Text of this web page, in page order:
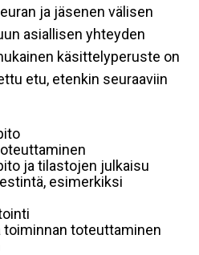
ja jäsenen välisen
asiallisen yhteyden
käsittelyperuste on
etu, etenkin seuraaviin
ja tilastojen julkaisu
esimerkiksi
toiminnan toteuttaminen